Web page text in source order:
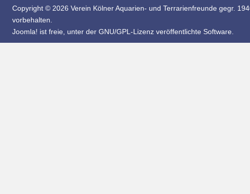
Copyright © 2026 Verein Kölner Aquarien- und Terrarienfreunde gegr.
vorbehalten.
Joomla! ist freie, unter der GNU/GPL-Lizenz veröffentlichte Software.